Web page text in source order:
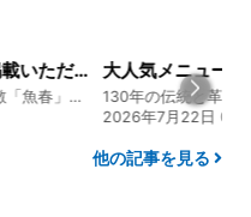
大人気メニュー「唐揚げ弁当」のレシピをご紹介します！
130年の伝統と革新 ヤマタカ醤油ファンド
2026年8月4日 20:00
他の記事を見る